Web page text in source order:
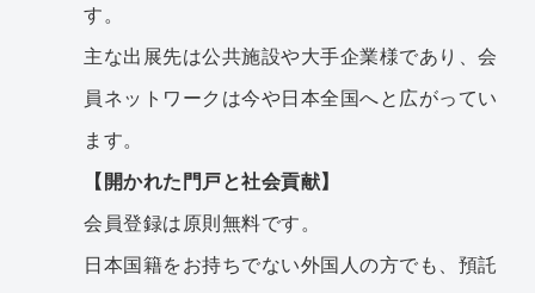
す。
主な出展先は公共施設や大手企業様であり、会
員ネットワークは今や日本全国へと広がってい
ます。
【開かれた門戸と社会貢献】
会員登録は原則無料です。
日本国籍をお持ちでない外国人の方でも、預託